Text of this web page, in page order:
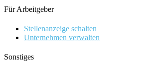
Für Arbeitgeber
Stellenanzeige schalten
Unternehmen verwalten
Sonstiges